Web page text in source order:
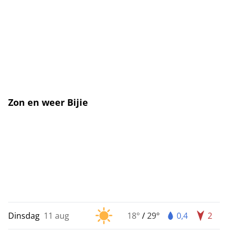
Zon en weer Bijie
Dinsdag 11 aug 18° /29° 0,4 2